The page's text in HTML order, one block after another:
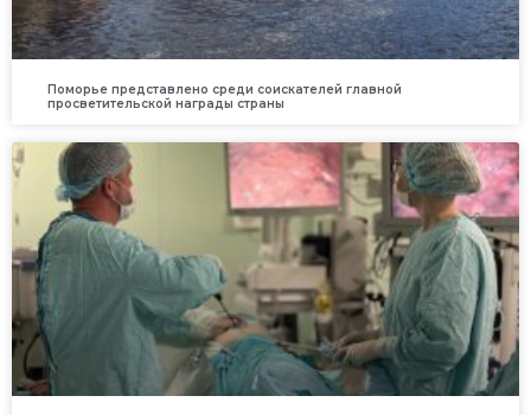
Поморье представлено среди соискателей главной
просветительской награды страны